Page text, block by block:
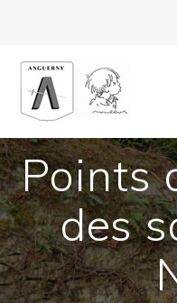
Points
des